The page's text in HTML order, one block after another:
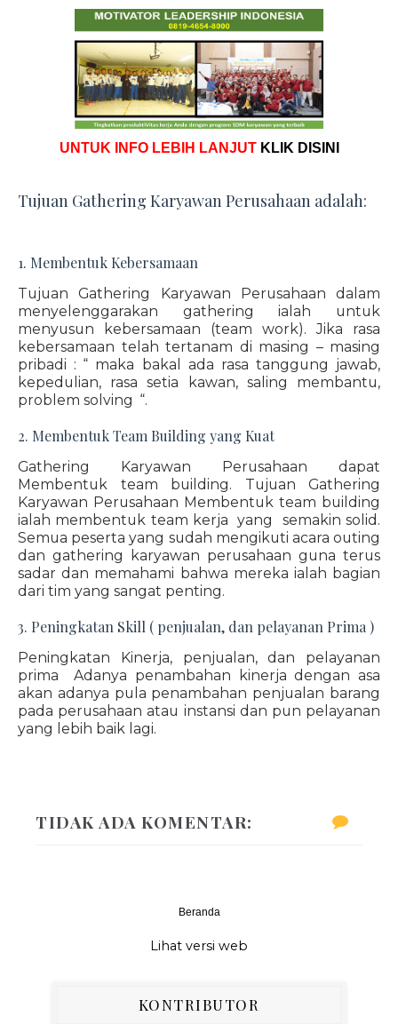
UNTUK INFO LEBIH LANJUT KLIK DISINI
Tujuan Gathering Karyawan Perusahaan adalah:
1. Membentuk Kebersamaan
Tujuan Gathering Karyawan Perusahaan dalam
menyelenggarakan gathering ialah untuk
menyusun kebersamaan (team work). Jika rasa
kebersamaan telah tertanam di masing – masing
pribadi : “ maka bakal ada rasa tanggung jawab,
kepedulian, rasa setia kawan, saling membantu,
problem solving “.
2. Membentuk Team Building yang Kuat
Gathering Karyawan Perusahaan dapat
Membentuk team building. Tujuan Gathering
Karyawan Perusahaan Membentuk team building
ialah membentuk team kerja yang semakin solid.
Semua peserta yang sudah mengikuti acara outing
dan gathering karyawan perusahaan guna terus
sadar dan memahami bahwa mereka ialah bagian
dari tim yang sangat penting.
3. Peningkatan Skill ( penjualan, dan pelayanan Prima )
Peningkatan Kinerja, penjualan, dan pelayanan
prima Adanya penambahan kinerja dengan asa
akan adanya pula penambahan penjualan barang
pada perusahaan atau instansi dan pun pelayanan
yang lebih baik lagi.
TIDAK ADA KOMENTAR:
Beranda
Lihat versi web
KONTRIBUTOR